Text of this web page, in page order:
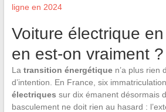
ligne en 2024
Voiture électrique
en est-on vraiment ?
La transition énergétiquen’a plus rien
d’intention. En France, six
électriques sur dix émanent désormais
basculement ne doit rien au hasard :